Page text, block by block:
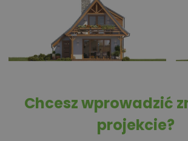
Chcesz wprowadzić
projekcie?